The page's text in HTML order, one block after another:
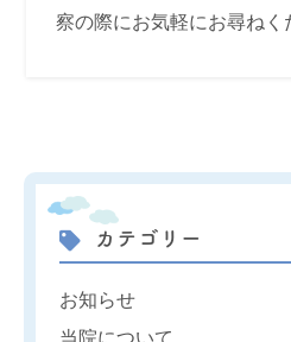
察の際にお気軽にお尋ねく
カテゴリー
お知らせ
当院について